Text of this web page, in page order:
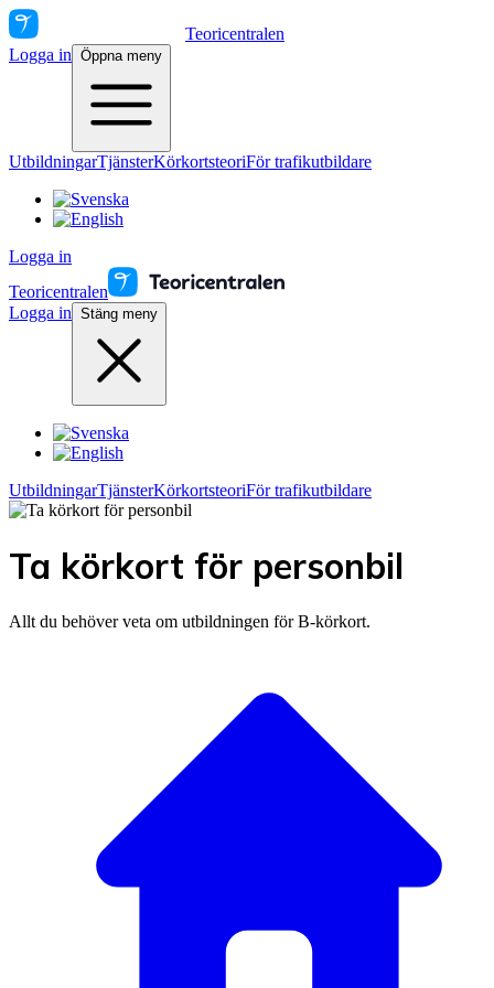
Teoricentralen
Logga in Öppna meny
UtbildningarTjänsterKörkortsteoriFör trafikutbildare
Logga in
Teoricentralen
Logga in Stäng meny
UtbildningarTjänsterKörkortsteoriFör trafikutbildare
Ta körkort för personbil
Allt du behöver veta om utbildningen för B-körkort.